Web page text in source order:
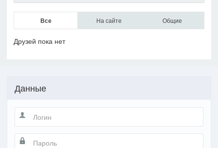
Все На сайте Общие
Друзей пока нет
Данные